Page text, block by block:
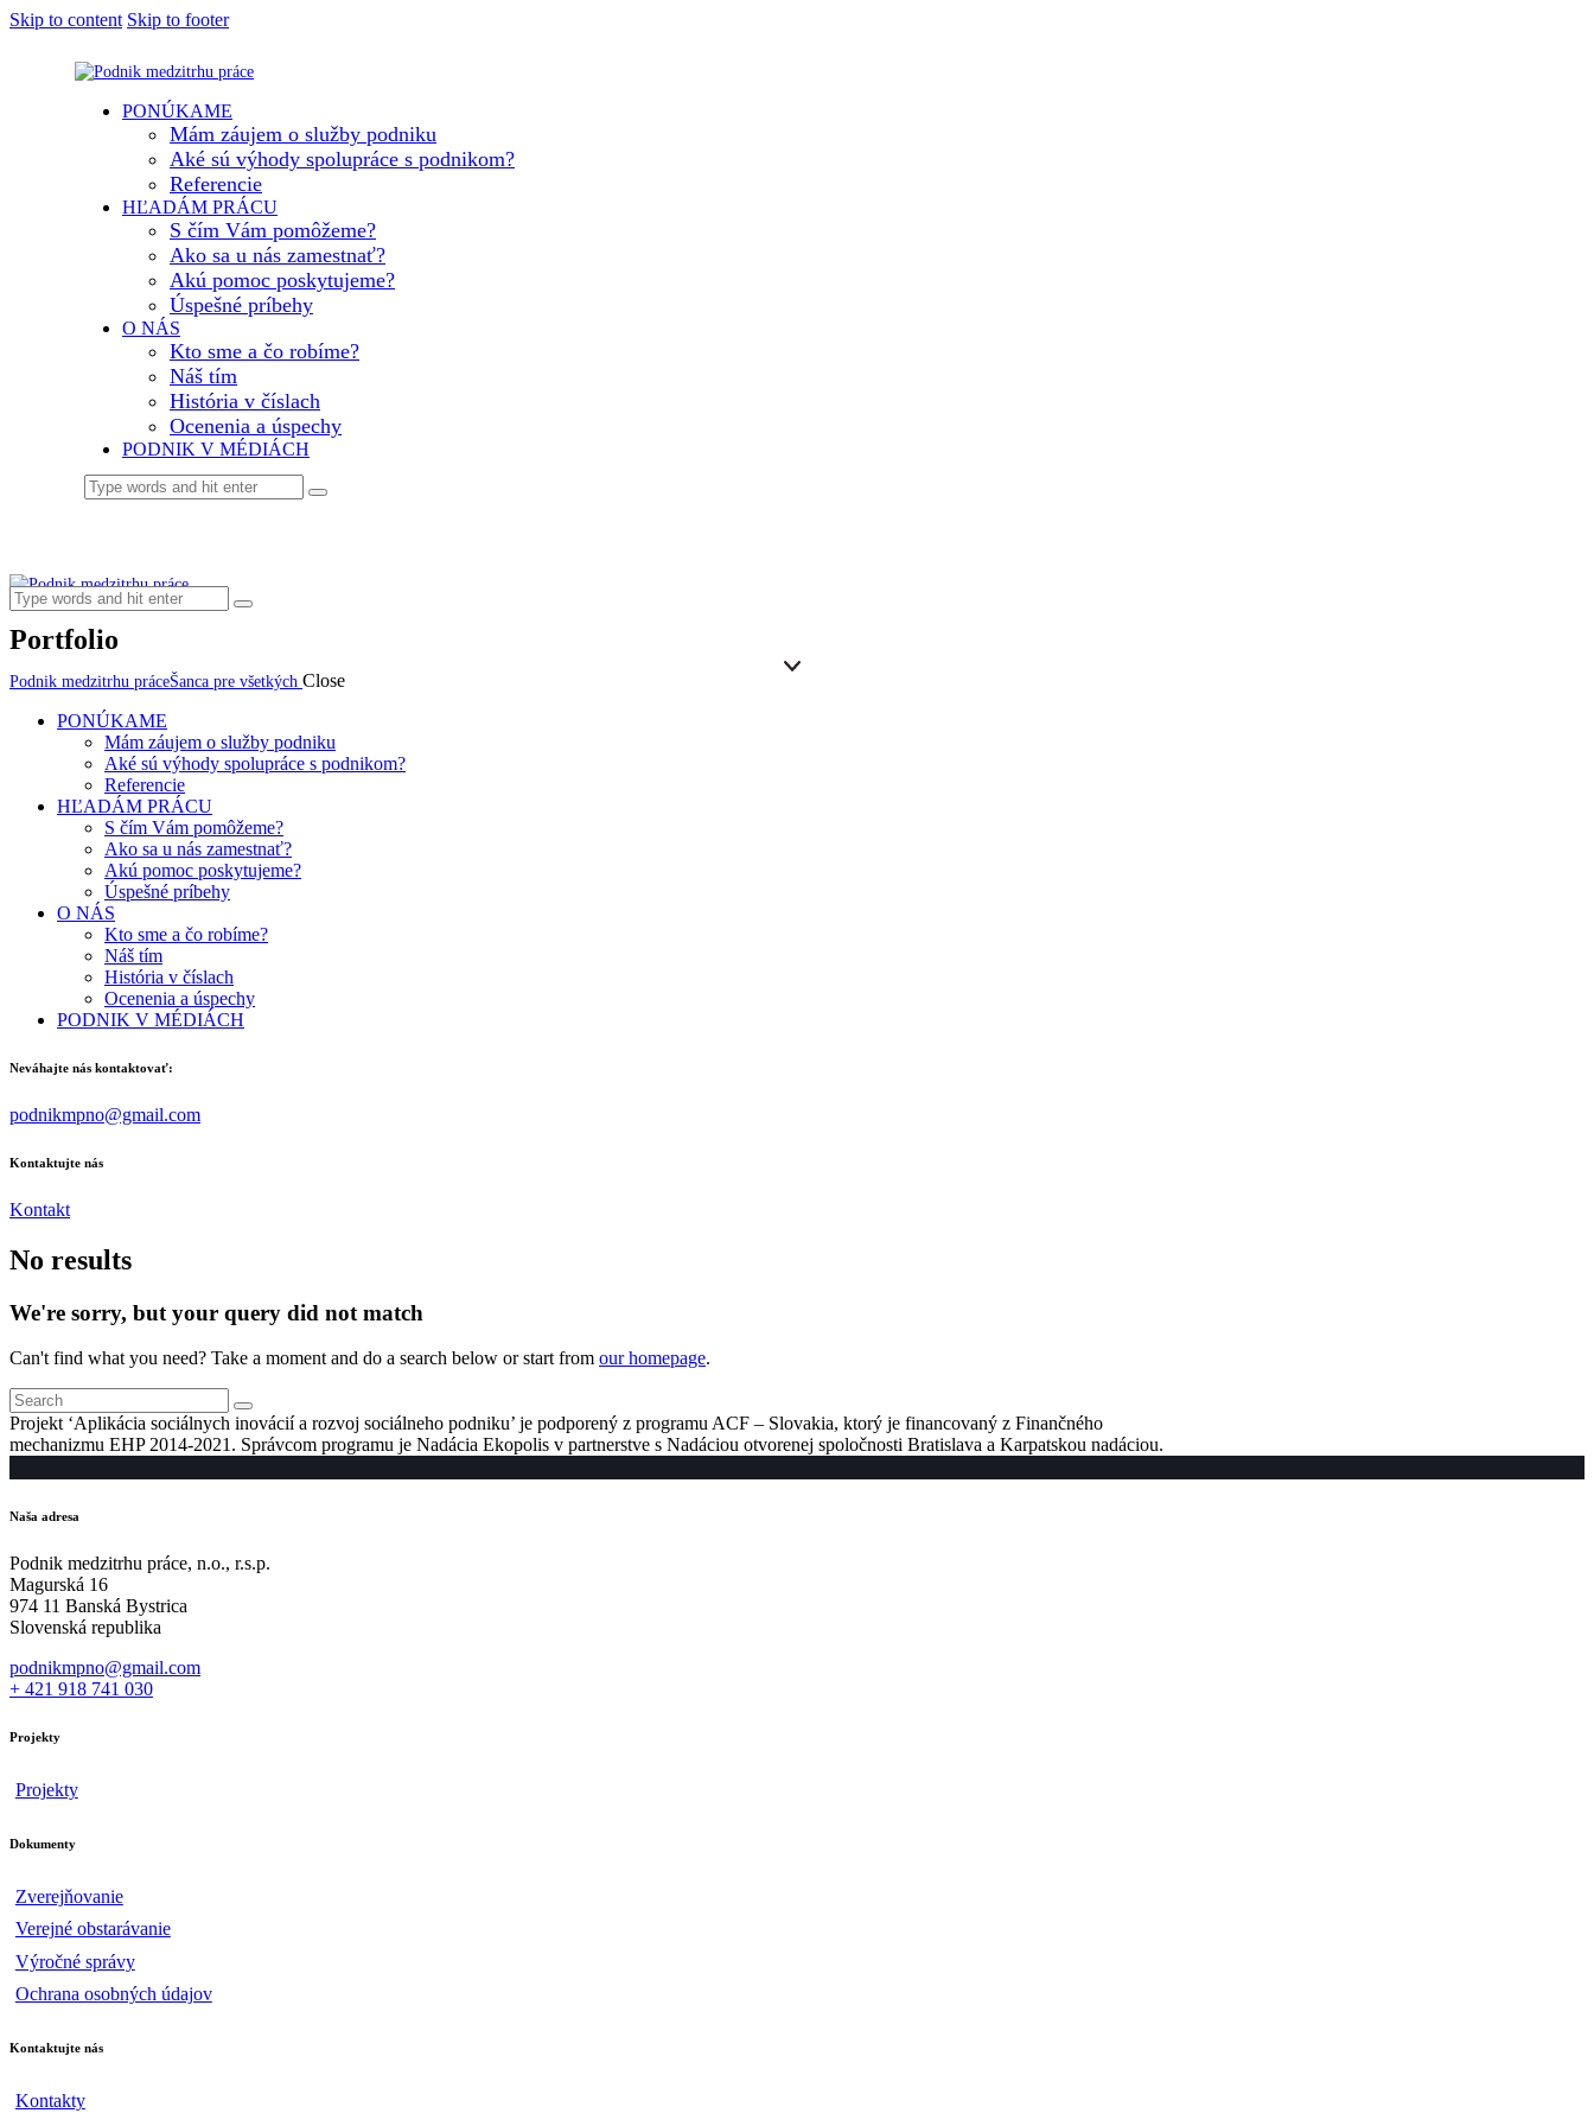
Skip to content Skip to footer
PONÚKAME
Mám záujem o služby podniku
Aké sú výhody spolupráce s podnikom?
Referencie
HĽADÁM PRÁCU
S čím Vám pomôžeme?
Ako sa u nás zamestnať?
Akú pomoc poskytujeme?
Úspešné príbehy
O NÁS
Kto sme a čo robíme?
Náš tím
História v číslach
Ocenenia a úspechy
PODNIK V MÉDIÁCH
Portfolio
Podnik medzitrhu práceŠanca pre všetkých Close
PONÚKAME
Mám záujem o služby podniku
Aké sú výhody spolupráce s podnikom?
Referencie
HĽADÁM PRÁCU
S čím Vám pomôžeme?
Ako sa u nás zamestnať?
Akú pomoc poskytujeme?
Úspešné príbehy
O NÁS
Kto sme a čo robíme?
Náš tím
História v číslach
Ocenenia a úspechy
PODNIK V MÉDIÁCH
Neváhajte nás kontaktovať:
podnikmpno@gmail.com
Kontaktujte nás
Kontakt
No results
We're sorry, but your query did not match
Can't find what you need? Take a moment and do a search below or start from our homepage.
Projekt ‘Aplikácia sociálnych inovácií a rozvoj sociálneho podniku’ je podporený z programu ACF – Slovakia, ktorý je financovaný z Finančného
mechanizmu EHP 2014-2021. Správcom programu je Nadácia Ekopolis v partnerstve s Nadáciou otvorenej spoločnosti Bratislava a Karpatskou nadáciou.
Naša adresa
Podnik medzitrhu práce, n.o., r.s.p.
Magurská 16
974 11 Banská Bystrica
Slovenská republika
podnikmpno@gmail.com
+ 421 918 741 030
Projekty
Projekty
Dokumenty
Zverejňovanie
Verejné obstarávanie
Výročné správy
Ochrana osobných údajov
Kontaktujte nás
Kontakty